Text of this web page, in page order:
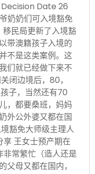
Decision Date 26
奶奶们可入境豁免
民局更新了入境豁
带澳籍孩子入境的
不是这类案例。这
们就已经做下来不
闭边境后，80，
子，当然还有70
，都要桑班，妈妈
外公外婆又都在国
豁免大师级主理人
王女士预产期在
常繁忙（造人还是
父母又都在国内，